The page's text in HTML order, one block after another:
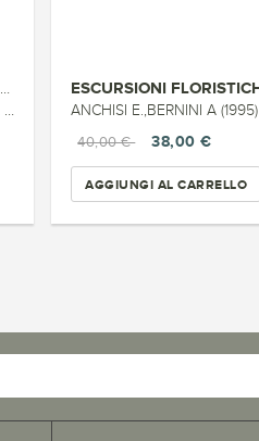
THE GENUS ANDROSACE: A MONOGRA...
ANCHISI E.,BERNINI A (1995)
40,00 €
38,00 €
AGGIUNGI AL CARRELLO